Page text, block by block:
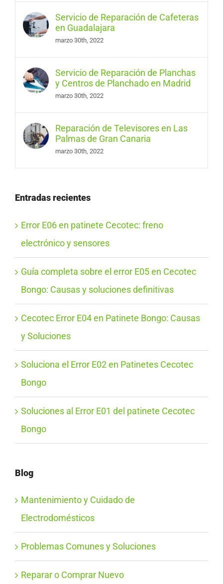
Servicio de Reparación de Cafeteras
en Guadalajara
marzo 30th, 2022
Servicio de Reparación de Planchas
y Centros de Planchado en Madrid
marzo 30th, 2022
Reparación de Televisores en Las
Palmas de Gran Canaria
marzo 30th, 2022
Entradas recientes
Error E06 en patinete Cecotec: freno
electrónico y sensores
Guía completa sobre el error E05 en Cecotec
Bongo: Causas y soluciones definitivas
Cecotec Error E04 en Patinete Bongo: Causas
y Soluciones
Soluciona el Error E02 en Patinetes Cecotec
Bongo
Soluciones al Error E01 del patinete Cecotec
Bongo
Blog
Mantenimiento y Cuidado de
Electrodomésticos
Problemas Comunes y Soluciones
Reparar o Comprar Nuevo